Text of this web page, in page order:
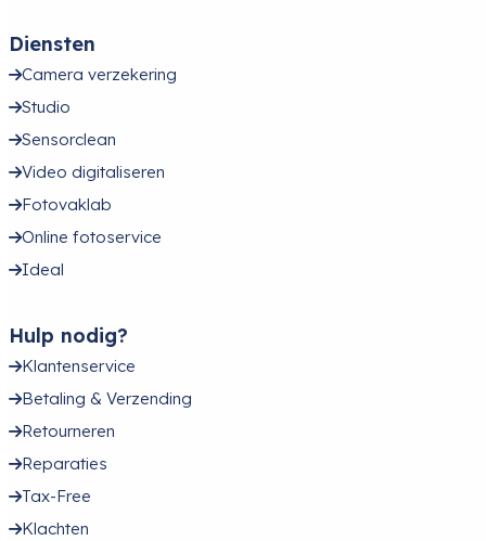
Diensten
Camera verzekering
Studio
Sensorclean
Video digitaliseren
Fotovaklab
Online fotoservice
Ideal
Hulp nodig?
Klantenservice
Betaling & Verzending
Retourneren
Reparaties
Tax-Free
Klachten